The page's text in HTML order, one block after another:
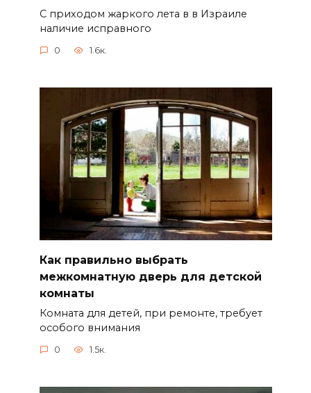
С приходом жаркого лета в в Израиле
наличие исправного
0 1.6к.
Как правильно выбрать
межкомнатную дверь для детской
комнаты
Комната для детей, при ремонте, требует
особого внимания
0 1.5к.